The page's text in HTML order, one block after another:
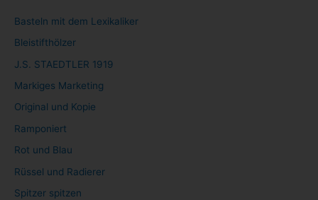
Basteln mit dem Lexikaliker
Bleistifthölzer
J.S. STAEDTLER 1919
Markiges Marketing
Original und Kopie
Ramponiert
Rot und Blau
Rüssel und Radierer
Spitzer spitzen